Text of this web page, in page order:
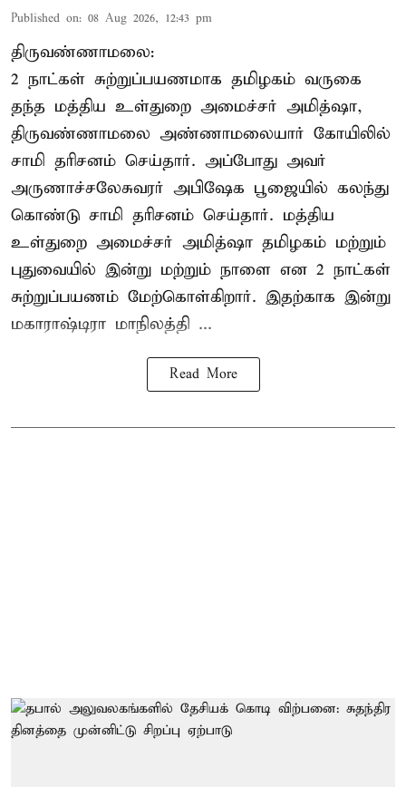
Published on: 08 Aug 2026, 12:43 pm
திருவண்ணாமலை:
2 நாட்கள் சுற்றுப்பயணமாக தமிழகம் வருகை
தந்த மத்திய உள்துறை அமைச்சர் அமித்ஷா,
திருவண்ணாமலை அண்ணாமலையார் கோயிலில்
சாமி தரிசனம் செய்தார். அப்போது அவர்
அருணாச்சலேசுவரர் அபிஷேக பூஜையில் கலந்து
கொண்டு சாமி தரிசனம் செய்தார். மத்திய
உள்துறை அமைச்சர் அமித்ஷா தமிழகம் மற்றும்
புதுவையில் இன்று மற்றும் நாளை என 2 நாட்கள்
சுற்றுப்பயணம் மேற்கொள்கிறார். இதற்காக இன்று
மகாராஷ்டிரா மாநிலத்தி ...
Read More